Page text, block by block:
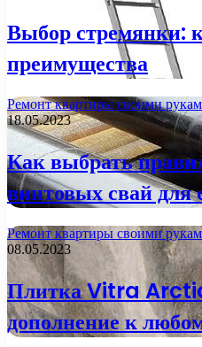
Выбор стремянки:
преимущества
Ремонт квартиры своими
18.05.2023
Как выбрать
винтовых свай для
Ремонт квартиры своими
08.05.2023
Плитка Vitra
дополнение к